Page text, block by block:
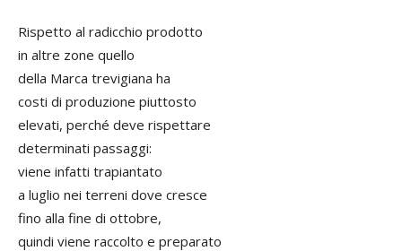
Rispetto al radicchio prodotto
in altre zone quello
della Marca trevigiana ha
costi di produzione piuttosto
elevati, perché deve rispettare
determinati passaggi:
viene infatti trapiantato
a luglio nei terreni dove cresce
fino alla fine di ottobre,
quindi viene raccolto e preparato